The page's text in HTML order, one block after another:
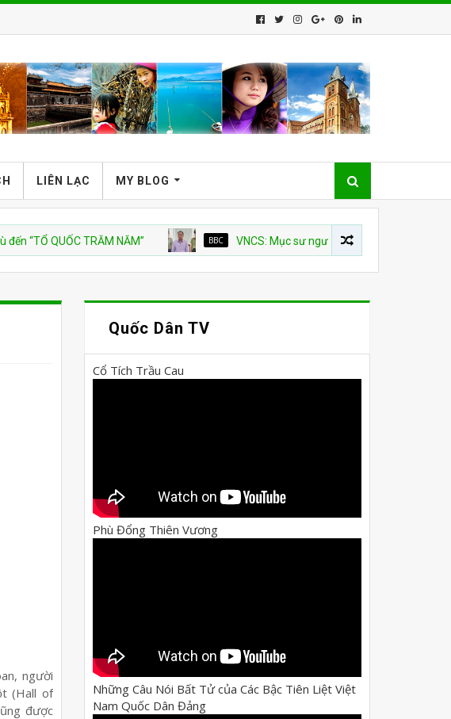
LIÊN LẠC MY BLOG
QUỐC TRĂM NĂM” BBC VNCS: Mục sư người Ê Đê Nuen Ayun bị xử tù 7
người
(Hall of
được
Quốc Dân TV
Cổ Tích Trầu Cau
Phù Đổng Thiên Vương
Những Câu Nói Bất Tử của Các Bậc Tiên Liệt Việt
Nam Quốc Dân Đảng